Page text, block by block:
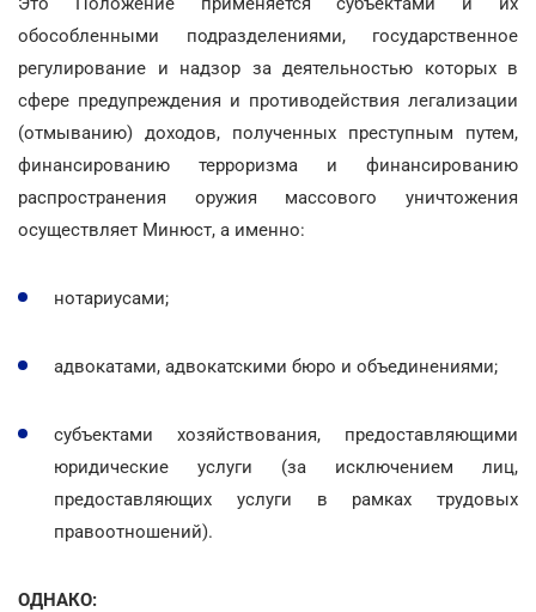
обособленными подразделениями, государственное
регулирование и надзор за деятельностью которых в
сфере предупреждения и противодействия легализации
(отмыванию) доходов, полученных преступным путем,
финансированию терроризма и финансированию
распространения оружия массового уничтожения
осуществляет Минюст, а именно:
нотариусами;
адвокатами, адвокатскими бюро и объединениями;
субъектами хозяйствования, предоставляющими
юридические услуги (за исключением лиц,
предоставляющих услуги в рамках трудовых
правоотношений).
ОДНАКО: